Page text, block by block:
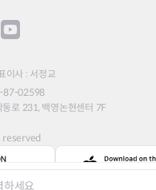
이사 : 서정교
87-02598
로 231, 백영논현센터 7F